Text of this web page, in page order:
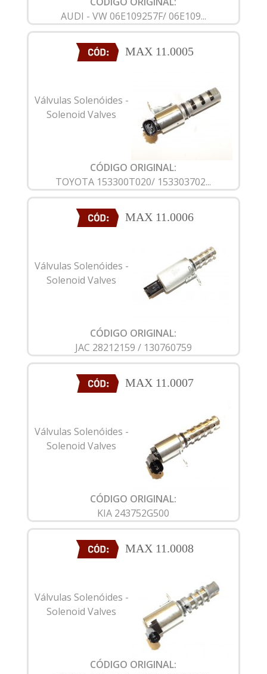
AUDI - VW 06E109257F/ 06E109...
MAX 11.0005
Válvulas Solenóides -
Solenoid Valves
CÓDIGO ORIGINAL:
TOYOTA 153300T020/ 153303702...
MAX 11.0006
Válvulas Solenóides -
Solenoid Valves
CÓDIGO ORIGINAL:
JAC 28212159 / 130760759
MAX 11.0007
Válvulas Solenóides -
Solenoid Valves
CÓDIGO ORIGINAL:
KIA 243752G500
MAX 11.0008
Válvulas Solenóides -
Solenoid Valves
CÓDIGO ORIGINAL: